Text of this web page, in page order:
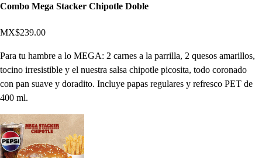
Combo Mega Stacker Chipotle Doble
MX$239.00
Para tu hambre a lo MEGA: 2 carnes a la parrilla, 2 quesos amarillos,
tocino irresistible y el nuestra salsa chipotle picosita, todo coronado
con pan suave y doradito. Incluye papas regulares y refresco PET de
400 ml.